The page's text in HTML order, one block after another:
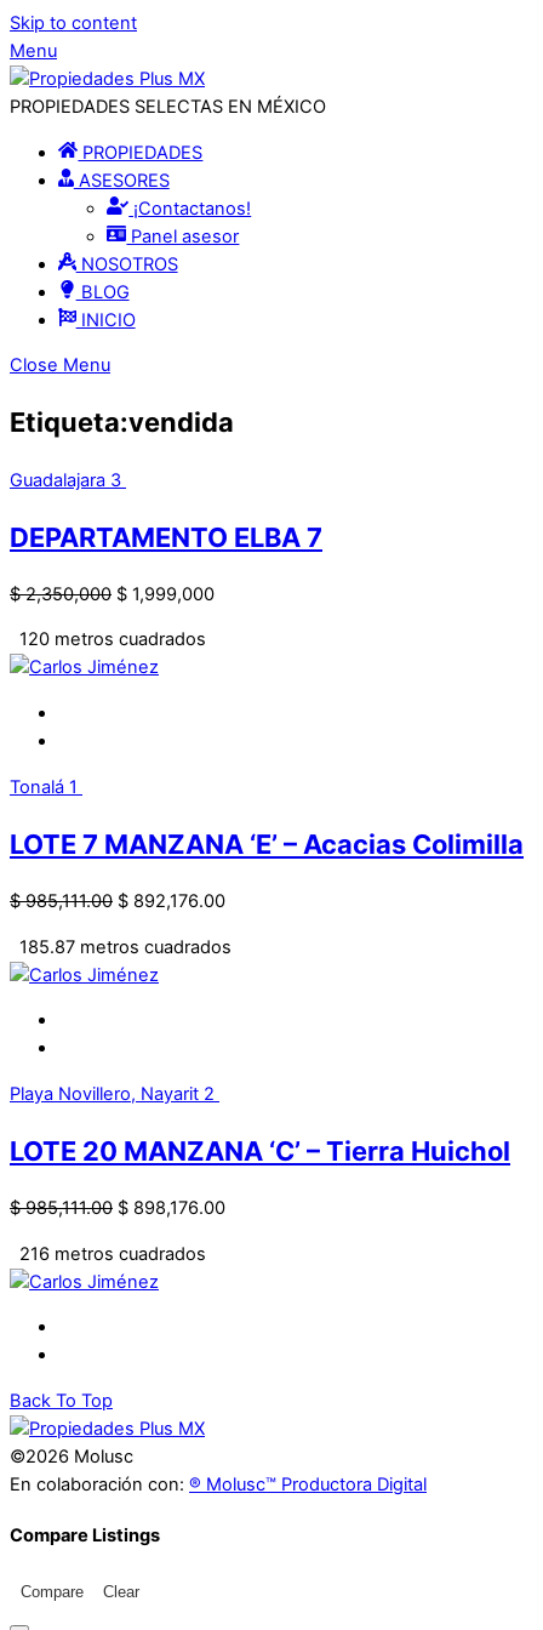
Skip to content
Menu
PROPIEDADES SELECTAS EN MÉXICO
PROPIEDADES
ASESORES
¡Contactanos!
Panel asesor
NOSOTROS
BLOG
INICIO
Close Menu
Etiqueta:vendida
Guadalajara 3
DEPARTAMENTO ELBA 7
$2,350,000 $ 1,999,000
120 metros cuadrados
Carlos Jiménez
Tonalá 1
LOTE 7 MANZANA ‘E’ – Acacias Colimilla
$985,111.00 $ 892,176.00
185.87 metros cuadrados
Carlos Jiménez
Playa Novillero, Nayarit 2
LOTE 20 MANZANA ‘C’ – Tierra Huichol
$985,111.00 $ 898,176.00
216 metros cuadrados
Carlos Jiménez
Back To Top
©2026 Molusc
En colaboración con: ® Molusc™ Productora Digital
Compare Listings
Compare Clear